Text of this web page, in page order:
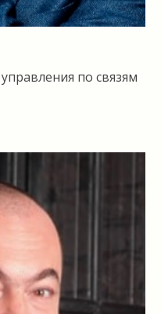
по связям